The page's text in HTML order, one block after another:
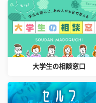
大学生の相談窓口